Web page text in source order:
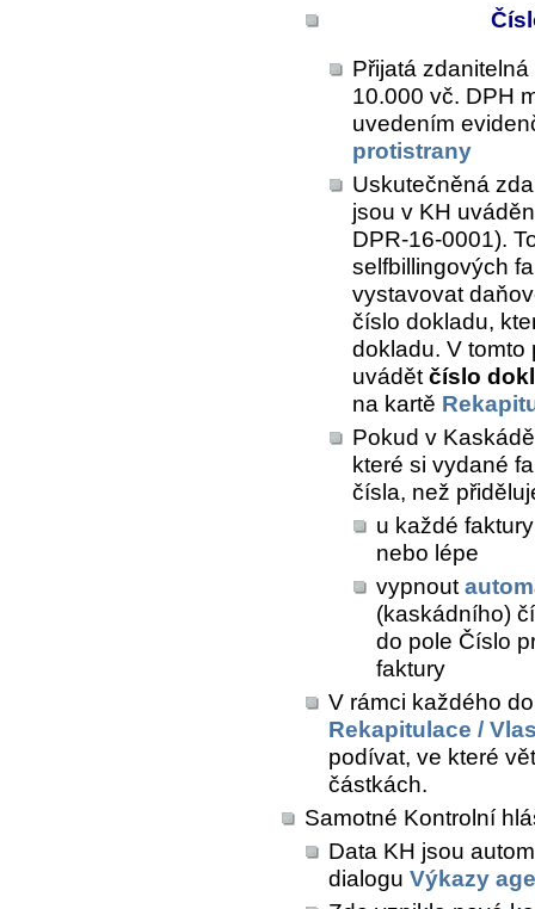
Přijatá
10.000 vč. DPH
uvedením
protistrany
Uskutečněná
jsou v KH
DPR-16-0001).
selfbillingových
vystavovat
číslo dokladu,
dokladu. V tomto
uvádět číslo
na kartě
Pokud v
které si vydané
čísla, než
u každé
nebo lépe
vypnout
(kaskádního)
do pole Číslo
faktury
V rámci každého
Rekapitulace /
podívat, ve které
částkách.
Samotné Kontrolní
Data KH jsou
dialogu Výkazy